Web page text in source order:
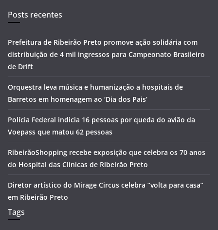
Posts recentes
Prefeitura de Ribeirão Preto promove ação solidária com
distribuição de 4 mil ingressos para Campeonato Brasileiro
de Drift
Orquestra leva música e humanização a hospitais de
Barretos em homenagem ao ‘Dia dos Pais’
Polícia Federal indicia 16 pessoas por queda do avião da
Voepass que matou 62 pessoas
RibeirãoShopping recebe exposição que celebra os 70 anos
do Hospital das Clínicas de Ribeirão Preto
Diretor artístico do Mirage Circus celebra “volta para casa”
em Ribeirão Preto
Tags